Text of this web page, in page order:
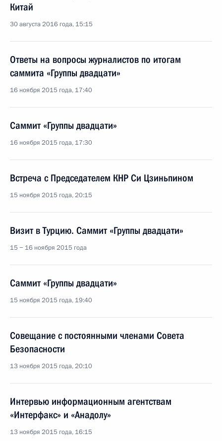
Китай
30 августа 2016 года, 15:15
Ответы на вопросы журналистов по итогам
саммита «Группы двадцати»
16 ноября 2015 года, 17:40
Саммит «Группы двадцати»
16 ноября 2015 года, 17:30
Встреча с Председателем КНР Си Цзиньпином
15 ноября 2015 года, 20:15
Визит в Турцию. Саммит «Группы двадцати»
15 − 16 ноября 2015 года
Саммит «Группы двадцати»
15 ноября 2015 года, 19:40
Совещание с постоянными членами Совета
Безопасности
13 ноября 2015 года, 20:10
Интервью информационным агентствам
«Интерфакс» и «Анадолу»
13 ноября 2015 года, 16:15